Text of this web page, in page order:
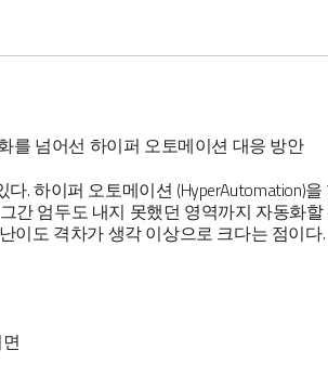
를 넘어선 하이퍼 오토메이션 대응 방안
. 하이퍼 오토메이션 (HyperAutomation)
간 엄두도 내지 못했던 영역까지 자동화
이도 격차가 생각 이상으로 크다는 점이다.